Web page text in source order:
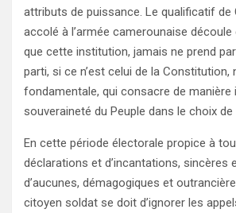
attributs de puissance. Le qualificatif de
accolé à l’armée camerounaise
que cette institution, jamais ne prend
parti, si ce n’est celui de la Constitution,
fondamentale, qui consacre de manière
souveraineté du Peuple dans le choix
En cette période électorale propice à
déclarations et d’incantations, sincères
d’aucunes, démagogiques et
citoyen soldat se doit d’ignorer les